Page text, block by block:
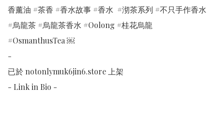
香薰油 #茶香 #香水故事 #香水  #沏茶系列 #不只手作香水
#烏龍茶 #烏龍茶香水 #Oolong #桂花烏龍
#OsmanthusTea ￼
-
已於 notonlymuk6jin6.store 上架
- Link in Bio -